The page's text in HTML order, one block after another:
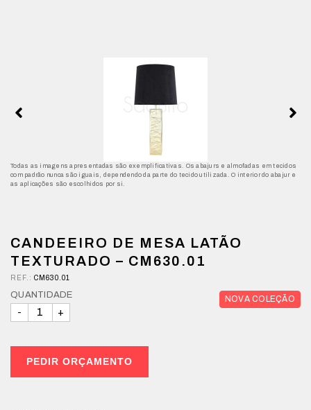
Todas as imagens apresentadas são exemplificativas. Os abajurs e almofadas em tecidos
com padrão nunca são iguais, dependendo da parte do tecido utilizada. O interior do abajur e
as aplicações são escolhidos por si.
CANDEEIRO DE MESA LATÃO
TEXTURADO – CM630.01
REF.: CM630.01
NOVA COLEÇÃO
QUANTIDADE
PEDIR ORÇAMENTO